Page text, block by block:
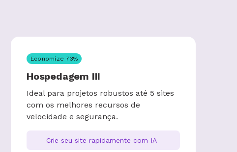
Economize73%
Hospedagem III
Ideal para projetos robustos até 5 sites
com os melhores recursos de
velocidade e segurança.
Crie seu site rapidamente com IA